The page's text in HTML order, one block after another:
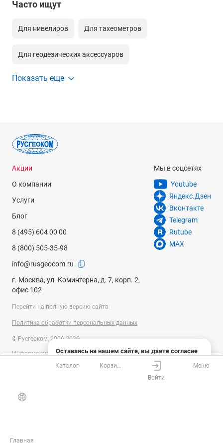
Часто ищут
Для нивелиров Для тахеометров
Для геодезических аксессуаров
Для геодезических gnss антенн
Показать еще
Оставаясь на нашем сайте, вы даете согласие
на использование файлов cookies и сбор данных
системами веб-аналитики
Акции
О компании
Услуги
Блог
8 (495) 604 00 00
8 (800) 505-35-98
info@rusgeocom.ru
г. Москва, ул. Коминтерна, д. 7, корп. 2,
офис 102
Мы в соцсетях
Youtube
Яндекс.Дзен
Вконтакте
Telegram
Rutube
MAX
Перейти на полную версию сайта
Политика обработки персональных данных
© Русгеоком, 2006-2026
Информация на сайте носит справочный характер и не является
публичной офертой, определяемой положениями Статьи 437
Гражданского кодекса Российской Федерации. Технические
изменены производителем без предварительного уведомления.
Уточняйте информацию у наших менеджеров.
Главная
Каталог
Корзина
Войти
Меню